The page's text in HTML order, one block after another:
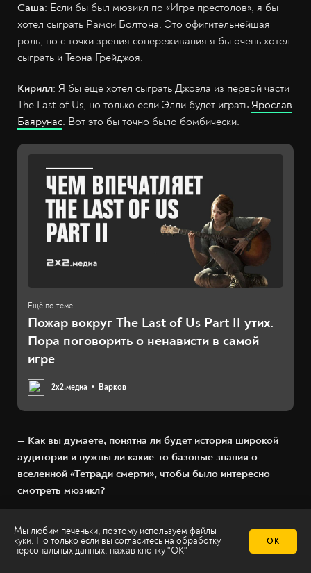
Саша: Если бы был мюзикл по «Игре престолов», я бы
хотел сыграть Рамси Болтона. Это офигительнейшая
роль, но с точки зрения сопереживания я бы очень хотел
сыграть и Теона Грейджоя.
Кирилл: Я бы ещё хотел сыграть Джоэла из первой части
The Last of Us, но только если Элли будет играть Ярослав
Баярунас. Вот это бы точно было бомбически.
Пожар вокруг The Last of Us Part II утих.
Пора поговорить о ненависти в самой
игре
2х2.медиа Варков
— Как вы думаете, понятна ли будет история широкой
аудитории и нужны ли какие-то базовые знания о
вселенной «Тетради смерти», чтобы было интересно
смотреть мюзикл?
понятна. Она интересна и близка любому зрителю, что
русскому, что украинскому, что белорусскому. Есть
Мы любим печеньки, поэтому используем файлы
куки. Но только если вы согласитесь на обработку
персональных данных, нажав кнопку "ОК"
ОК